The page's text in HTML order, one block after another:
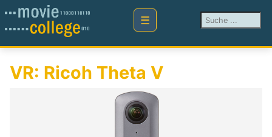
Suchen ...
VR: Ricoh Theta V